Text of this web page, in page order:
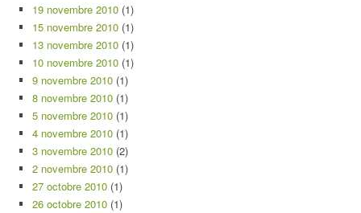
19 novembre 2010 (1)
15 novembre 2010 (1)
13 novembre 2010 (1)
10 novembre 2010 (1)
9 novembre 2010 (1)
8 novembre 2010 (1)
5 novembre 2010 (1)
4 novembre 2010 (1)
3 novembre 2010 (2)
2 novembre 2010 (1)
27 octobre 2010 (1)
26 octobre 2010 (1)